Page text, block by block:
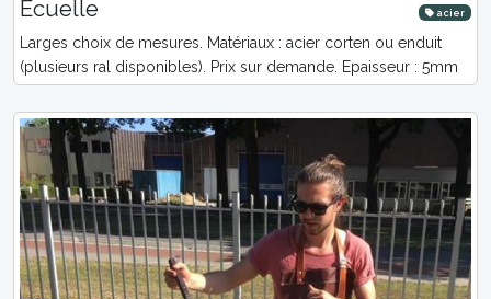
Ecuelle acier
Larges choix de mesures. Matériaux : acier corten ou enduit
(plusieurs ral disponibles). Prix sur demande. Epaisseur : 5mm